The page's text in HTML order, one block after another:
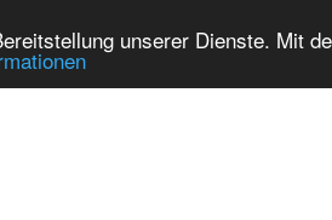
unserer Dienste. Mit